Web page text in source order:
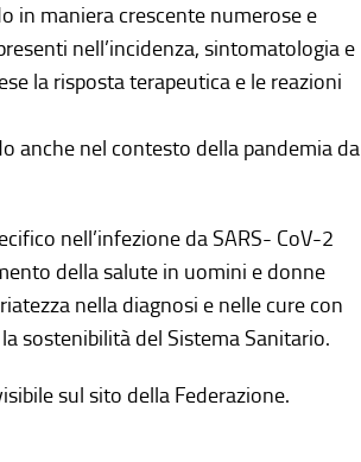
in maniera crescente numerose e
nell’incidenza, sintomatologia e
la risposta terapeutica e le reazioni
anche nel contesto della pandemia da
nell’infezione da SARS- CoV-2
della salute in uomini e donne
nella diagnosi e nelle cure con
sostenibilità del Sistema Sanitario.
sul sito della Federazione.